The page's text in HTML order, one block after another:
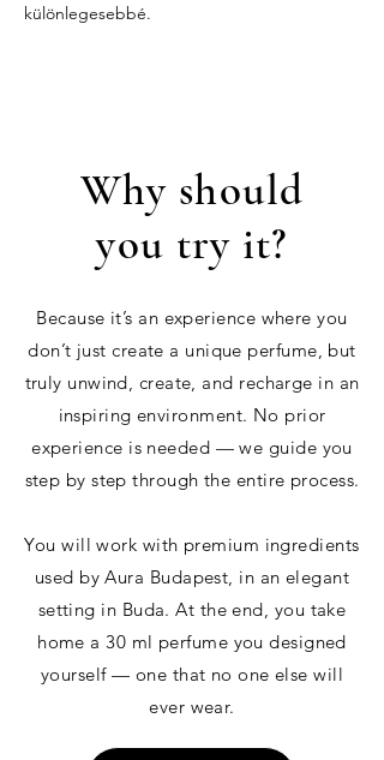
különlegesebbé.
Why should
you try it?
Because it’s an experience where you
don’t just create a unique perfume, but
truly unwind, create, and recharge in an
inspiring environment. No prior
experience is needed — we guide you
step by step through the entire process.
You will work with premium ingredients
used by Aura Budapest, in an elegant
setting in Buda. At the end, you take
home a 30 ml perfume you designed
yourself — one that no one else will
ever wear.